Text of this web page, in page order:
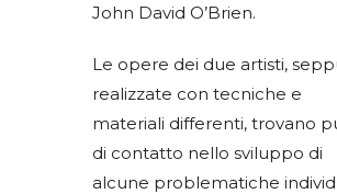
John David O’Brien.
Le opere dei due artisti,
realizzate con tecniche e
materiali differenti, trovano
di contatto nello sviluppo di
alcune problematiche